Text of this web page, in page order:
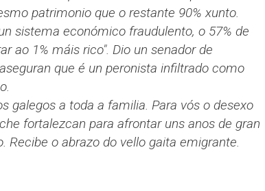
patrimonio que o restante 90% xunto.
sistema económico fraudulento, o 57% de
ao 1% máis rico". Dio un senador de
que é un peronista infiltrado como
galegos a toda a familia. Para vós o desexo
fortalezcan para afrontar uns anos de gran
Recibe o abrazo do vello gaita emigrante.